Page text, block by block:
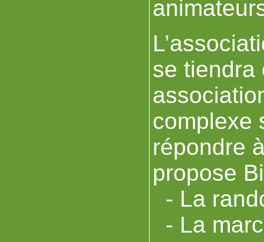
se tiendra
complexe
répondre
propose
- La
- La